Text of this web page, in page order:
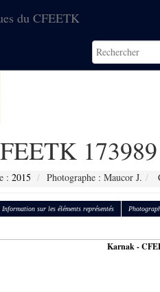
du CFEETK
173989
: 2015 Photographe : Maucor J.
Information sur les éléments représentés